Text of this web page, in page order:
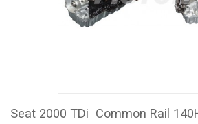
Seat 2000 TDi Common Rail